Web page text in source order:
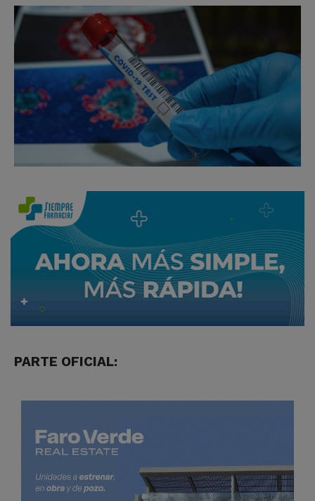
PARTE OFICIAL: